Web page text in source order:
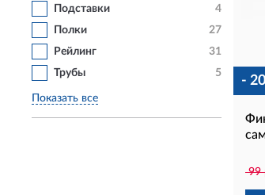
Подставки
4
Полки
27
Рейлинг
31
Трубы
5
Показать все
-
99